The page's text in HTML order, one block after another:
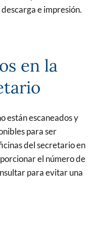
descarga e impresión.
en la
están escaneados y
para ser
del secretario en
el número de
para evitar una